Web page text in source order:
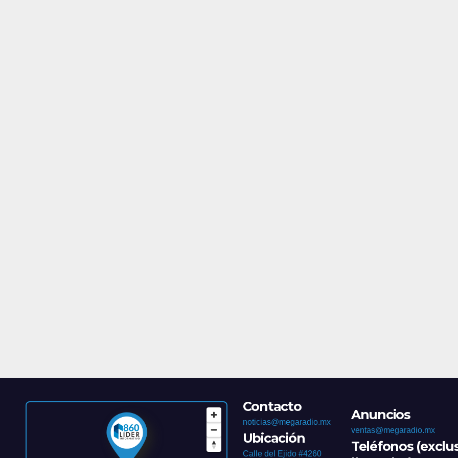
Contacto
noticias@megaradio.mx
Ubicación
Calle del Ejido #4260
Anuncios
ventas@megaradio.mx
Teléfonos